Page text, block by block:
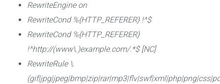
RewriteEngine on
RewriteCond %{HTTP_REFERER} !^$
RewriteCond %{HTTP_REFERER}
!^http://(www\.)example.com/.*$ [NC]
RewriteRule \.